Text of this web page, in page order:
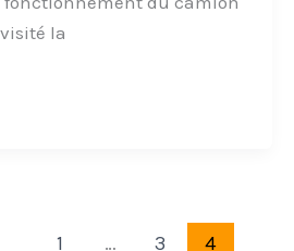
la
1 … 3 4